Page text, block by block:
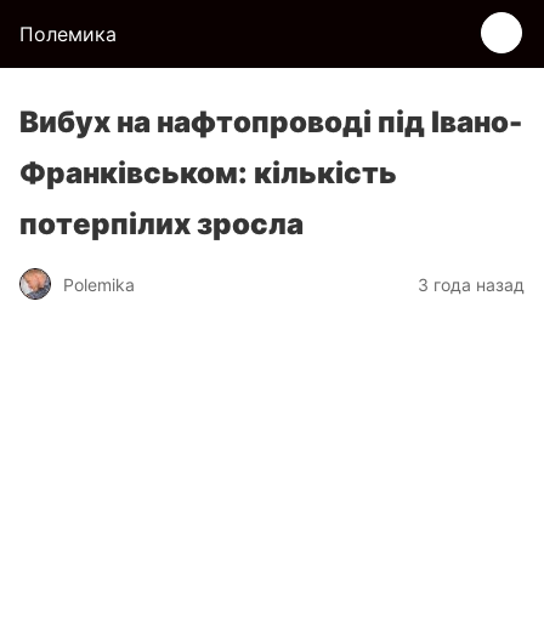
Полемика
Вибух на нафтопроводі під Івано-
Франківськом: кількість
потерпілих зросла
Polemika 3 года назад